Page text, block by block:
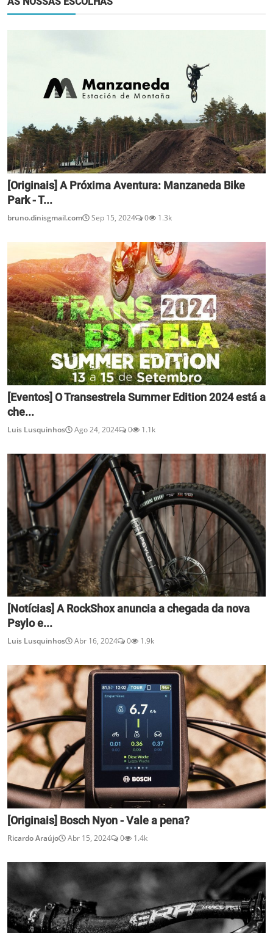
[Originais] A Próxima Aventura: Manzaneda Bike
Park - T...
bruno.dinisgmail.com Sep 15, 2024 0 1.3k
[Eventos] O Transestrela Summer Edition 2024 está a
che...
Luis Lusquinhos Ago 24, 2024 0 1.1k
[Notícias] A RockShox anuncia a chegada da nova
Psylo e...
Luis Lusquinhos Abr 16, 2024 0 1.9k
[Originais] Bosch Nyon - Vale a pena?
Ricardo Araújo Abr 15, 2024 0 1.4k